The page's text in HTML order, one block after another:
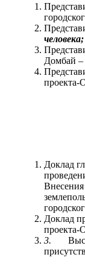
человека;
Домбай –
Доклад
Доклад
3.